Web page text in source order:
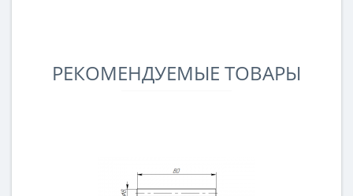
РЕКОМЕНДУЕМЫЕ ТОВАРЫ